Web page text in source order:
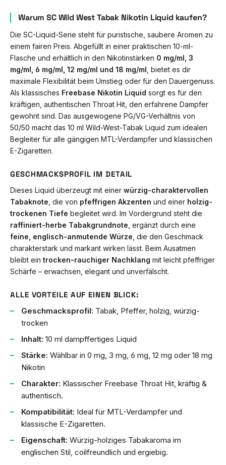
Warum SC Wild West Tabak Nikotin Liquid kaufen?
Die SC-Liquid-Serie steht für puristische, saubere Aromen zu
einem fairen Preis. Abgefüllt in einer praktischen 10-ml-
Flasche und erhältlich in den Nikotinstärken 0 mg/ml, 3
mg/ml, 6 mg/ml, 12 mg/ml und 18 mg/ml , bietet es dir
maximale Flexibilität beim Umstieg oder für den Dauergenuss.
Als klassisches Freebase Nikotin Liquid sorgt es für den
kräftigen, authentischen Throat Hit, den erfahrene Dampfer
gewohnt sind. Das ausgewogene PG/VG-Verhältnis von
50/50 macht das 10 ml Wild-West-Tabak Liquid zum idealen
Begleiter für alle gängigen MTL-Verdampfer und klassischen
E-Zigaretten.
GESCHMACKSPROFIL IM DETAIL
Dieses Liquid überzeugt mit einer würzig-charaktervollen
Tabaknote , die von pfeffrigen Akzenten und einer holzig-
trockenen Tiefe begleitet wird. Im Vordergrund steht die
raffiniert-herbe Tabakgrundnote , ergänzt durch eine
feine, englisch-anmutende Würze , die den Geschmack
charakterstark und markant wirken lässt. Beim Ausatmen
bleibt ein trocken-rauchiger Nachklang mit leicht pfeffriger
Schärfe – erwachsen, elegant und unverfälscht.
ALLE VORTEILE AUF EINEN BLICK:
Geschmacksprofil: Tabak, Pfeffer, holzig, würzig-
trocken
Inhalt: 10 ml dampffertiges Liquid
Stärke: Wählbar in 0 mg, 3 mg, 6 mg, 12 mg oder 18 mg
Nikotin
Charakter: Klassischer Freebase Throat Hit, kräftig &
authentisch.
Kompatibilität: Ideal für MTL-Verdampfer und
klassische E-Zigaretten.
Eigenschaft: Würzig-holziges Tabakaroma im
englischen Stil, coilfreundlich und ergiebig.